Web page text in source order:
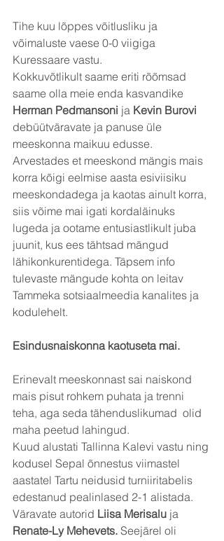
Tihe kuu lõppes võitlusliku ja
võimaluste vaese 0-0 viigiga
Kuressaare vastu.
Kokkuvõtlikult saame eriti rõõmsad
saame olla meie enda kasvandike
Herman Pedmansoni ja Kevin Burovi
debüütväravate ja panuse üle
meeskonna maikuu edusse.
Arvestades et meeskond mängis mais
korra kõigi eelmise aasta esiviisiku
meeskondadega ja kaotas ainult korra,
siis võime mai igati kordaläinuks
lugeda ja ootame entusiastlikult juba
juunit, kus ees tähtsad mängud
lähikonkurentidega. Täpsem info
tulevaste mängude kohta on leitav
Tammeka sotsiaalmeedia kanalites ja
kodulehelt.
Esindusnaiskonna kaotuseta mai.
Erinevalt meeskonnast sai naiskond
mais pisut rohkem puhata ja trenni
teha, aga seda tähenduslikumad  olid
maha peetud lahingud.
Kuud alustati Tallinna Kalevi vastu ning
kodusel Sepal õnnestus viimastel
aastatel Tartu neidusid turniiritabelis
edestanud pealinlased 2-1 alistada.
Väravate autorid Liisa Merisalu ja
Renate-Ly Mehevets. Seejärel oli